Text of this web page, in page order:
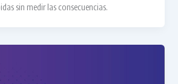
sin medir las consecuencias.